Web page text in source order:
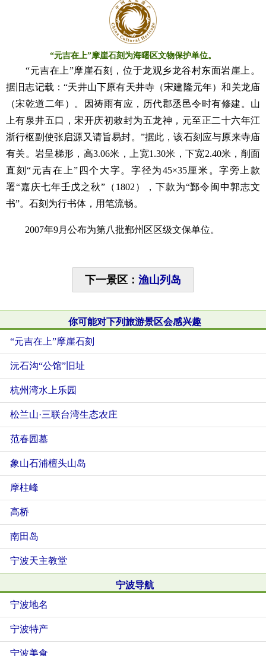
“元吉在上”摩崖石刻为海曙区文物保护单位。
“元吉在上”摩崖石刻，位于龙观乡龙谷村东面岩崖上。
据旧志记载：“天井山下原有天井寺（宋建隆元年）和关龙庙
（宋乾道二年）。因祷雨有应，历代郡丞邑令时有修建。山
上有泉井五口，宋开庆初敕封为五龙神，元至正二十六年江
浙行枢副使张启源又请旨易封。”据此，该石刻应与原来寺庙
有关。岩呈梯形，高3.06米，上宽1.30米，下宽2.40米，削面
直刻“元吉在上”四个大字。字径为45×35厘米。字旁上款
署“嘉庆七年壬戊之秋”（1802），下款为“鄞令闽中郭志文
书”。石刻为行书体，用笔流畅。
2007年9月公布为第八批鄞州区区级文保单位。
下一景区： 渔山列岛
你可能对下列旅游景区会感兴趣
“元吉在上”摩崖石刻
沅石沟“公馆”旧址
杭州湾水上乐园
松兰山·三联台湾生态农庄
范春园墓
象山石浦檀头山岛
摩柱峰
高桥
南田岛
宁波天主教堂
宁波导航
宁波地名
宁波特产
宁波美食